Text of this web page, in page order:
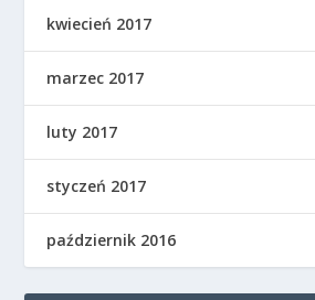
kwiecień 2017
marzec 2017
luty 2017
styczeń 2017
październik 2016